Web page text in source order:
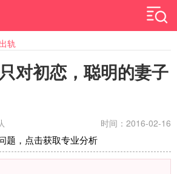
轨
对初恋，聪明的妻子
时间：2016-02-16
题，点击获取专业分析